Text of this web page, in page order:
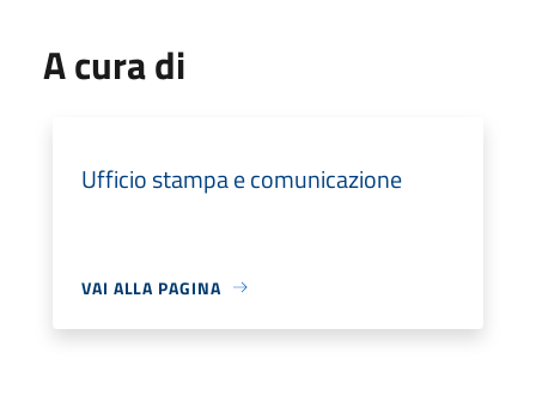
A cura di
Ufficio stampa e comunicazione
VAI ALLA PAGINA